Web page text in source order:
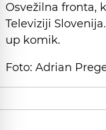
Osvežilna fronta,
Televiziji
up komik.
Foto: Adrian